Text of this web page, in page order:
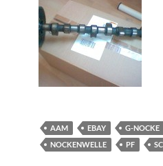
AAM EBAY G-NOCKE
NOCKENWELLE
PF